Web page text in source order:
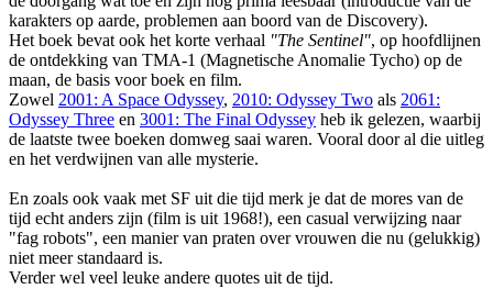
karakters op aarde, problemen aan boord van de Discovery).
Het boek bevat ook het korte verhaal "The Sentinel", op hoofdlijnen
de ontdekking van TMA-1 (Magnetische Anomalie Tycho) op de
maan, de basis voor boek en film.
Zowel 2001: A Space Odyssey, 2010: Odyssey Two als 2061:
Odyssey Three en 3001: The Final Odyssey heb ik gelezen, waarbij
de laatste twee boeken domweg saai waren. Vooral door al die uitleg
en het verdwijnen van alle mysterie.
En zoals ook vaak met SF uit die tijd merk je dat de mores van de
tijd echt anders zijn (film is uit 1968!), een casual verwijzing naar
"fag robots", een manier van praten over vrouwen die nu (gelukkig)
niet meer standaard is.
Verder wel veel leuke andere quotes uit de tijd.